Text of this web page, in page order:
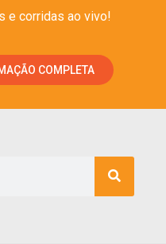
e corridas ao vivo!
COMPLETA